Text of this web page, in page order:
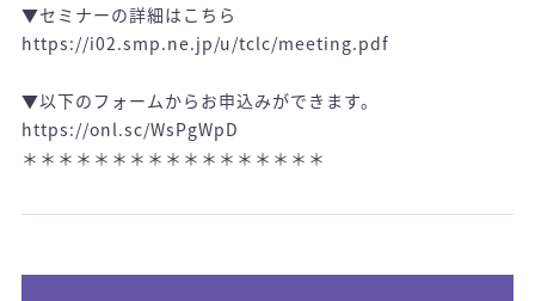
▼セミナーの詳細はこちら
https://i02.smp.ne.jp/u/tclc/meeting.pdf
▼以下のフォームからお申込みができます。
https://onl.sc/WsPgWpD
＊＊＊＊＊＊＊＊＊＊＊＊＊＊＊＊＊